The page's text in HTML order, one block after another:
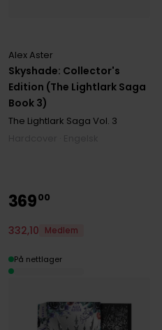
Skyshade: Collector's
Edition (The Lightlark Saga
Book 3)
Alex Aster
The Lightlark Saga Vol. 3
36900
332,10 Medlem
På nettlager